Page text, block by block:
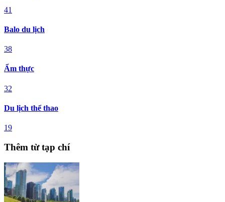
41
Balo du lịch
38
Ẩm thực
32
Du lịch thể thao
19
Thêm từ tạp chí